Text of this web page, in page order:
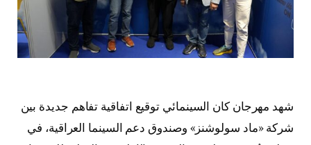
شهد مهرجان كان السينمائي توقيع اتفاقية تفاهم جديدة بين
شركة «ماد سولوشنز» وصندوق دعم السينما العراقية، في